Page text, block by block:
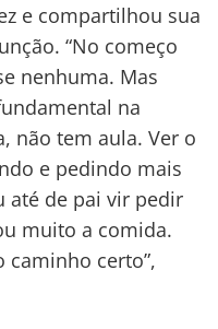
e compartilhou sua
“No começo
nenhuma. Mas
na
não tem aula. Ver o
e pedindo mais
até de pai vir pedir
muito a comida.
caminho certo”,